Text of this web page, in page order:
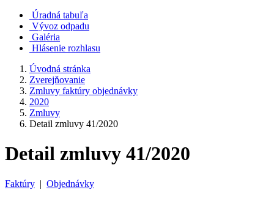
Úradná tabuľa
Vývoz odpadu
Galéria
Hlásenie rozhlasu
Úvodná stránka
Zverejňovanie
Zmluvy faktúry objednávky
2020
Zmluvy
Detail zmluvy 41/2020
Detail zmluvy 41/2020
Faktúry | Objednávky